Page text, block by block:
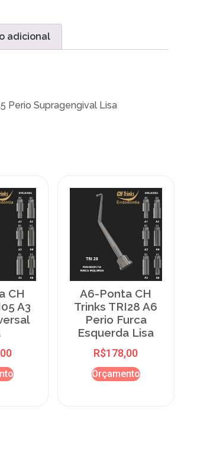
adicional
Perio Supragengival Lisa
CH
A3
A6-Ponta CH
Trinks TRI28 A6
Perio Furca
Esquerda Lisa
R$178,00
Orçamento